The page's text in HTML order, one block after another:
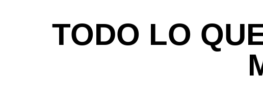
TODO LO